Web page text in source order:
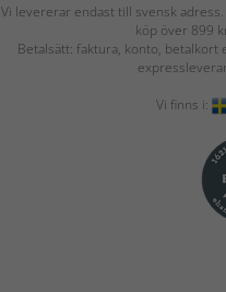
Vi levererar endast till svensk
köp över 899
Betalsätt: faktura, konto, betalkort
Vi finns i: